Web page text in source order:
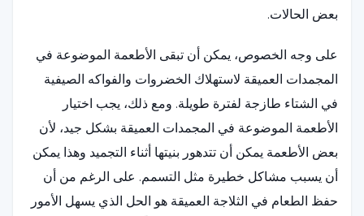
بعض الحالات.
على وجه الخصوص، يمكن أن تبقى الأطعمة الموضوعة في
المجمدات العميقة لاستهلاك الخضروات والفواكه الصيفية
في الشتاء طازجة لفترة طويلة. ومع ذلك، يجب اختيار
الأطعمة الموضوعة في المجمدات العميقة بشكل جيد، لأن
بعض الأطعمة يمكن أن تتدهور بنيتها أثناء التجميد وهذا يمكن
أن يسبب مشاكل خطيرة مثل التسمم. على الرغم من أن
حفظ الطعام في الثلاجة العميقة هو الحل الذي يسهل الأمور